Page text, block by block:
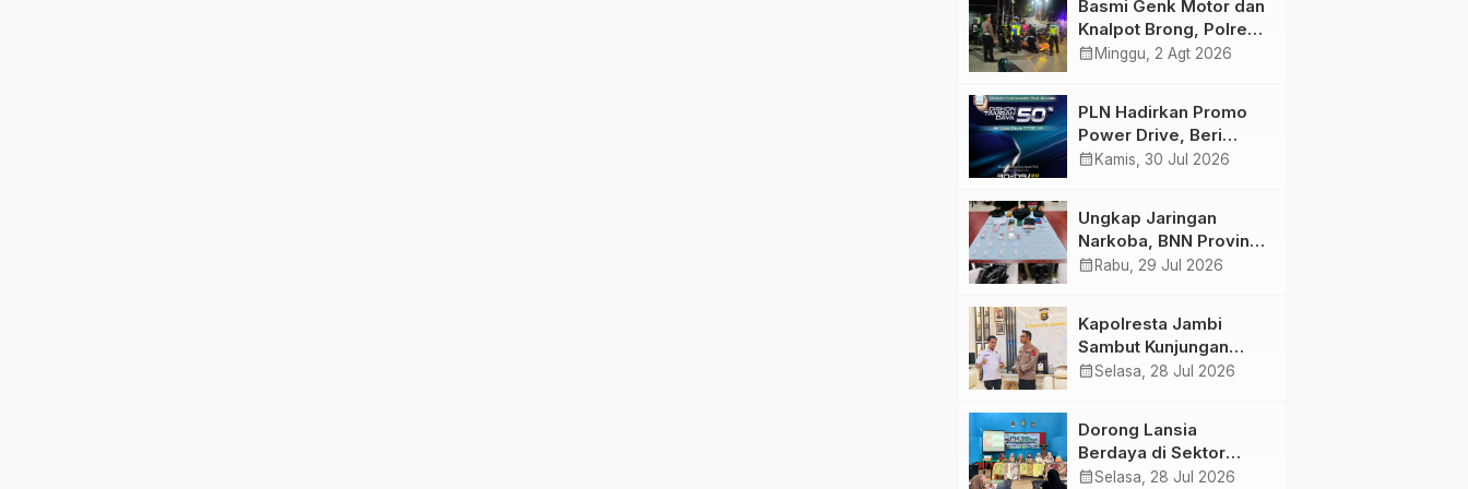
Semakin Skena
Basmi Genk Motor dan
Knalpot Brong, Polres
Tanjab Barat Amankan
calendar_month Minggu, 2 Agt 2026
PLN Hadirkan Promo
Power Drive, Beri
Diskon Tambah Daya
calendar_month Kamis, 30 Jul 2026
Ungkap Jaringan
Narkoba, BNN Provinsi
Jambi dan Bea Cukai
Butir Ekstasi dan 146
Gram Sabu
calendar_month Rabu, 29 Jul 2026
Kapolresta Jambi
Sambut Kunjungan
Ketua dan Pengurus
Kolaborasi
calendar_monthSelasa, 28 Jul 2026
Dorong Lansia
Berdaya di Sektor
Hijau, Pertamina EP
calendar_monthSelasa, 28 Jul 2026